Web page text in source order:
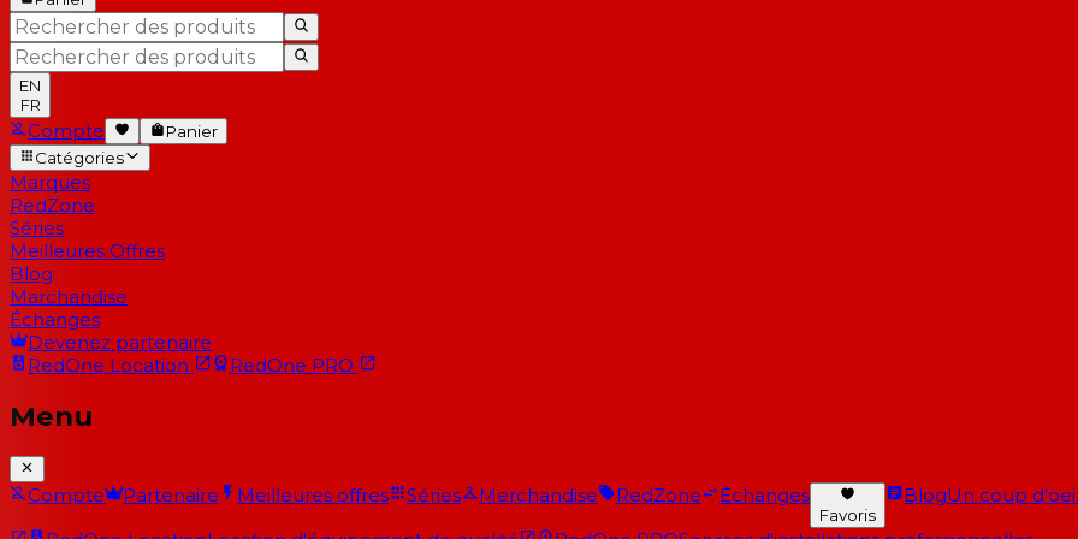
EN
FR
Compte
Panier
Catégories
Marques
RedZone
Séries
Meilleures Offres
Blog
Marchandise
Échanges
Devenez partenaire
RedOne Location RedOne PRO
Menu
Compte Partenaire Meilleures offres Séries Merchandise RedZone Échanges
Favoris
BlogUn coup